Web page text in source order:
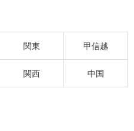
関東 甲信越
関西 中国